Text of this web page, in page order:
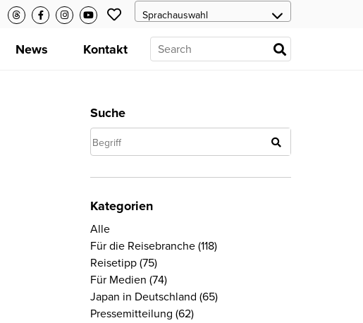
News Kontakt
Suche
Kategorien
Alle
Für die Reisebranche (118)
Reisetipp (75)
Für Medien (74)
Japan in Deutschland (65)
Pressemitteilung (62)